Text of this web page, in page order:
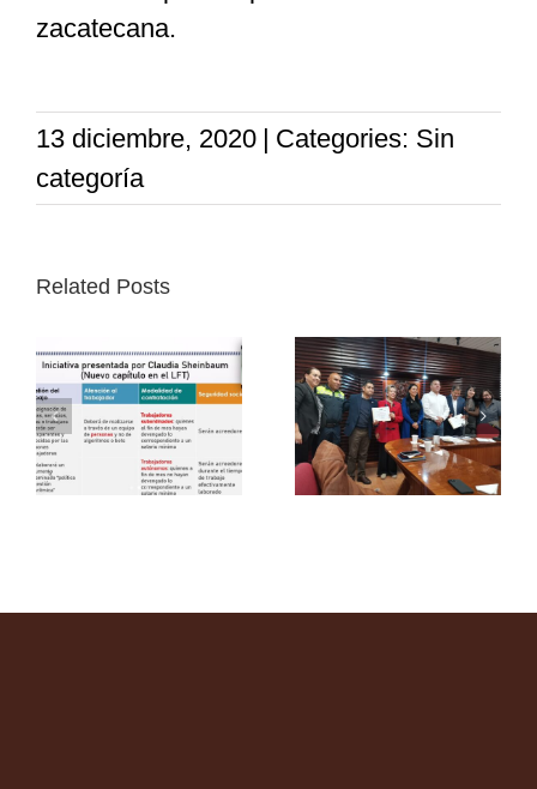
zacatecana.
13 diciembre, 2020 | Categories: Sin
categoría
Related Posts